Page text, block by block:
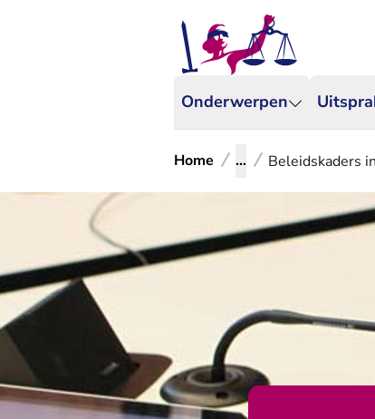
Onderwerpen
Home ... Beleidskaders